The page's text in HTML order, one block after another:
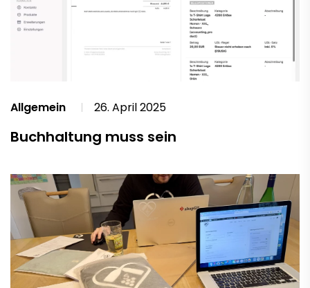
Allgemein 26. April 2025
Buchhaltung muss sein